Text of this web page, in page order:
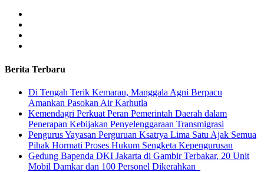
Berita Terbaru
​Di Tengah Terik Kemarau, Manggala Agni Berpacu
Amankan Pasokan Air Karhutla
Kemendagri Perkuat Peran Pemerintah Daerah dalam
Penerapan Kebijakan Penyelenggaraan Transmigrasi
Pengurus Yayasan Perguruan Ksatrya Lima Satu Ajak Semua
Pihak Hormati Proses Hukum Sengketa Kepengurusan
Gedung Bapenda DKI Jakarta di Gambir Terbakar, 20 Unit
Mobil Damkar dan 100 Personel Dikerahkan